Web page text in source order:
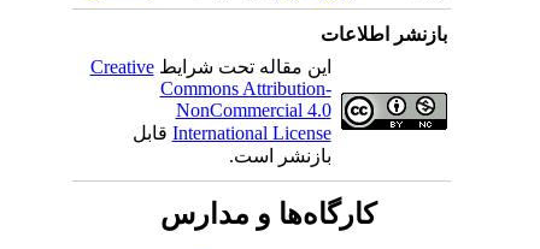
بازنشر اطلاعات
این مقاله تحت شرایطCreative
Commons Attribution-
NonCommercial 4.0
International Licenseقابل
بازنشر است.
کارگاه‌ها و مدارس